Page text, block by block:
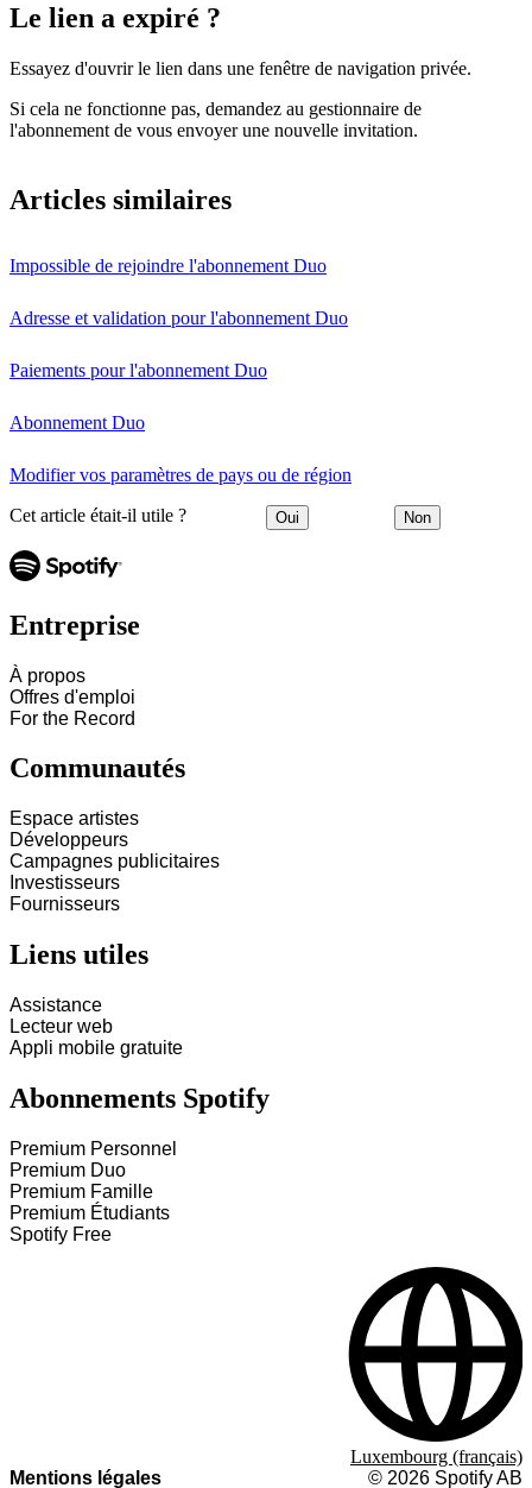
Le lien a expiré ?
Essayez d'ouvrir le lien dans une fenêtre de navigation privée.
Si cela ne fonctionne pas, demandez au gestionnaire de
l'abonnement de vous envoyer une nouvelle invitation.
Articles similaires
Impossible de rejoindre l'abonnement Duo
Adresse et validation pour l'abonnement Duo
Paiements pour l'abonnement Duo
Abonnement Duo
Modifier vos paramètres de pays ou de région
Cet article était-il utile ? Oui Non
Entreprise
À propos
Offres d'emploi
For the Record
Communautés
Espace artistes
Développeurs
Campagnes publicitaires
Investisseurs
Fournisseurs
Liens utiles
Assistance
Lecteur web
Appli mobile gratuite
Abonnements Spotify
Premium Personnel
Premium Duo
Premium Famille
Premium Étudiants
Spotify Free
Mentions légales © 2026 Spotify AB
Luxembourg (français)